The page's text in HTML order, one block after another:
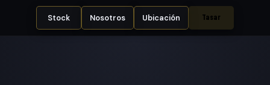
Stock Nosotros Ubicación Tasar